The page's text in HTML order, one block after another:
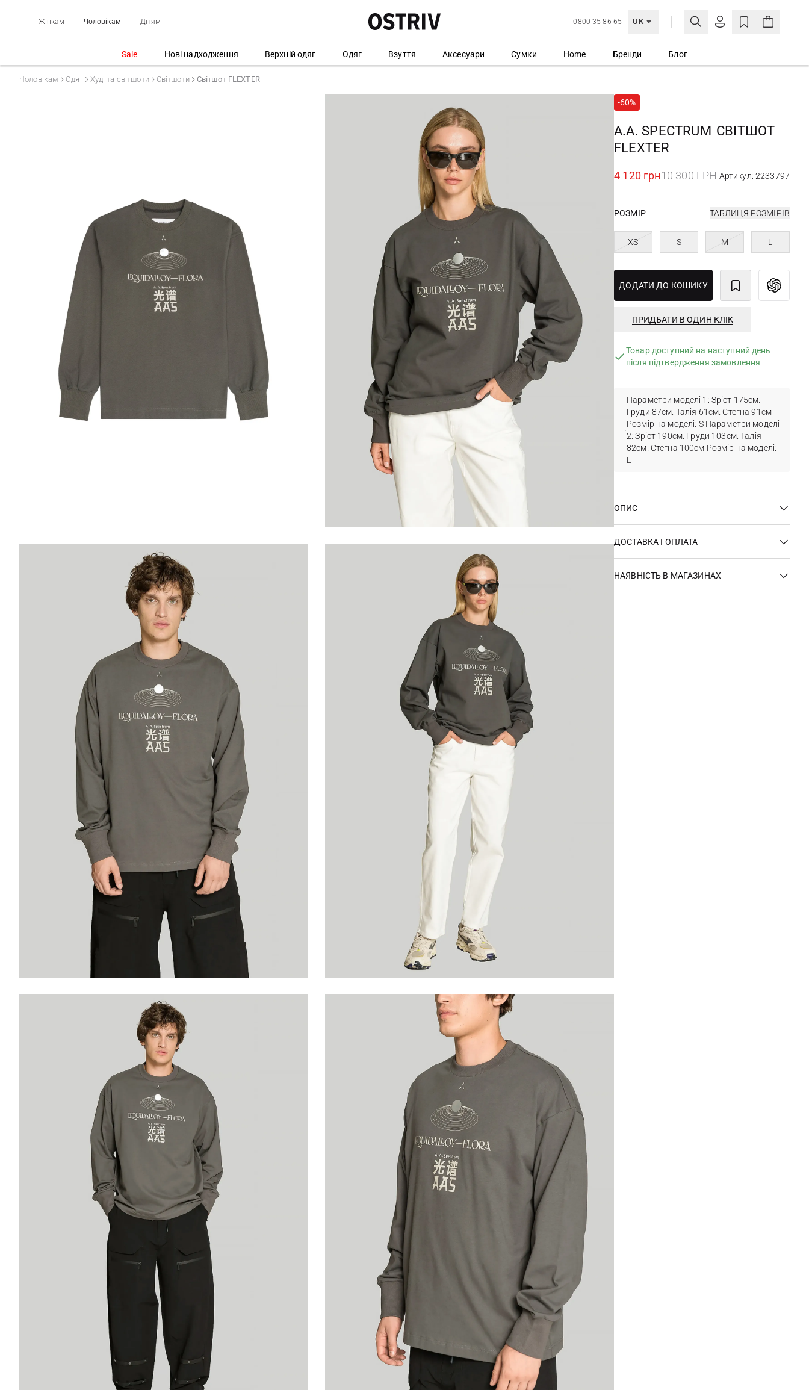
Жінкам Чоловікам Дітям 0800 35 86 65 UK
МОЯ ОБЛІКІВКА
СТВОРИТИ ОБЛІКІВКУ
Sale Нові надходження Верхній одяг Одяг Взуття Аксесуари Сумки Home Бренди Блог
Чоловікам Одяг Худі та світшоти Світшоти Світшот FLEXTER
-60%
A.A. SPECTRUM СВІТШОТ
FLEXTER
4 120 грн10 300 ГРН Артикул: 2233797
РОЗМІР ТАБЛИЦЯ РОЗМІРІВ
XS S M L
ДОДАТИ ДО КОШИКУ
ПРИДБАТИ В ОДИН КЛІК
Товар доступний на наступний день
після підтвердження замовлення
Параметри моделі 1: Зріст 175см.
Груди 87см. Талія 61см. Стегна 91см
Розмір на моделі: S Параметри моделі
2: Зріст 190см. Груди 103см. Талія
82см. Стегна 100см Розмір на моделі:
L
ОПИС
ДОСТАВКА І ОПЛАТА
НАЯВНІСТЬ В МАГАЗИНАХ